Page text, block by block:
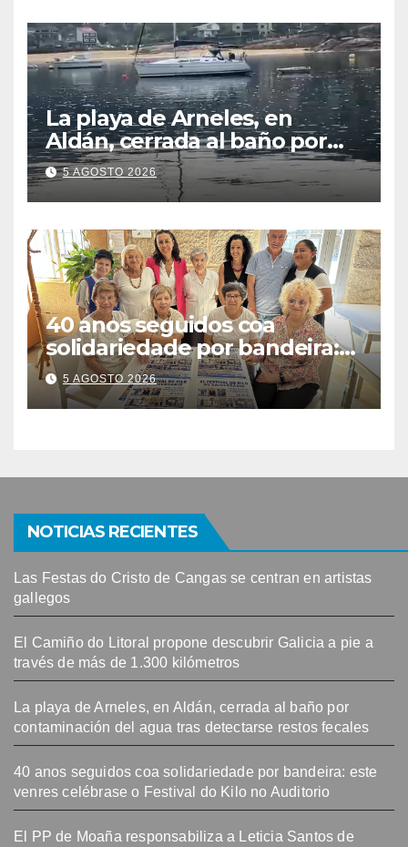
La playa de Arneles, en
Aldán, cerrada al baño por
contaminación del agua tras
detectarse restos fecales
5 AGOSTO 2026
40 anos seguidos coa
solidariedade por bandeira:
este venres celébrase o
Festival do Kilo no Auditorio
5 AGOSTO 2026
NOTICIAS RECIENTES
Las Festas do Cristo de Cangas se centran en artistas
gallegos
El Camiño do Litoral propone descubrir Galicia a pie a
través de más de 1.300 kilómetros
La playa de Arneles, en Aldán, cerrada al baño por
contaminación del agua tras detectarse restos fecales
40 anos seguidos coa solidariedade por bandeira: este
venres celébrase o Festival do Kilo no Auditorio
El PP de Moaña responsabiliza a Leticia Santos de